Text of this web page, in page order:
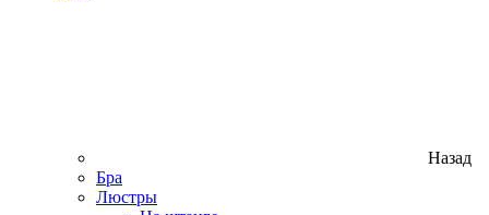
Назад
Бра
Люстры